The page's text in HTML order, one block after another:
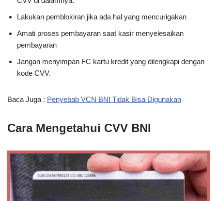
Lakukan pemblokiran jika ada hal yang mencurigakan
Amati proses pembayaran saat kasir menyelesaikan
pembayaran
Jangan menyimpan FC kartu kredit yang dilengkapi dengan
kode CVV.
Baca Juga : Penyebab VCN BNI Tidak Bisa Digunakan
Cara Mengetahui CVV BNI